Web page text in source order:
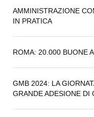
AMMINISTRAZIONE
IN PRATICA
ROMA: 20.000 BUONE
GMB 2024: LA
GRANDE ADESIONE DI